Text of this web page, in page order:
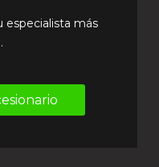
especialista más